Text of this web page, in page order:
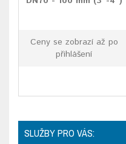
Ceny se zobrazí až po
přihlášení
SLUŽBY PRO VÁS: